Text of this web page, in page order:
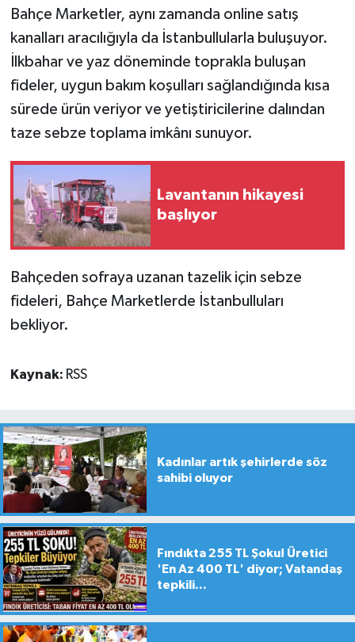
Bahçe Marketler, aynı zamanda online satış
kanalları aracılığıyla da İstanbullularla buluşuyor.
İlkbahar ve yaz döneminde toprakla buluşan
fideler, uygun bakım koşulları sağlandığında kısa
sürede ürün veriyor ve yetiştiricilerine dalından
taze sebze toplama imkânı sunuyor.
Lavantanın hikayesi
başlıyor
Bahçeden sofraya uzanan tazelik için sebze
fideleri, Bahçe Marketlerde İstanbulluları
bekliyor.
Kaynak: RSS
Kadınlar artık şehirlerde söz
sahibi oluyor
Fındıkta 255 TL Şoku! Üretici
'En Az 400 TL' diyor; Vatandaş
tepkili...